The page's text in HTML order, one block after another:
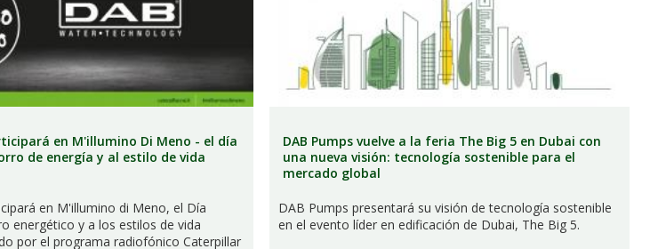
en M'illumino Di Meno - el día
de energía y al estilo de vida
en M'illumino di Meno, el Día
energético y a los estilos de vida
por el programa radiofónico Caterpillar
DAB Pumps vuelve a la feria The Big 5 en Dubai con
una nueva visión: tecnología sostenible para el
mercado global
DAB Pumps presentará su visión de tecnología sostenible
en el evento líder en edificación de Dubai, The Big 5.